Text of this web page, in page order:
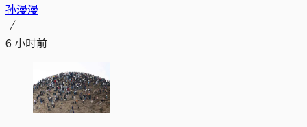
孙漫漫
6 小时前